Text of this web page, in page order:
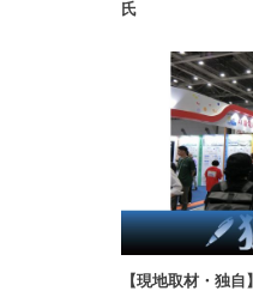
氏
【現地取材・独